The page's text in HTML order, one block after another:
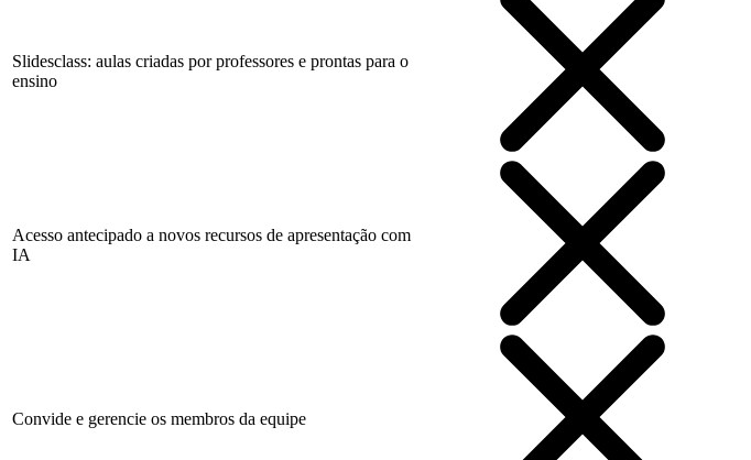
Slidesclass: aulas criadas por professores e prontas para o
ensino
Acesso antecipado a novos recursos de apresentação com
IA
Convide e gerencie os membros da equipe